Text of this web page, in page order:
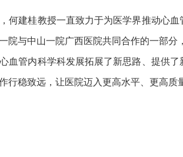
何建桂教授一直致力于为医学界推动心
院与中山一院广西医院共同合作的一部
血管内科学科发展拓展了新思路、提供
行稳致远，让医院迈入更高水平、更高